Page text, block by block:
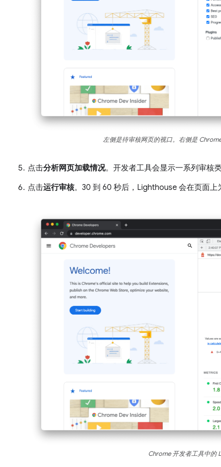
左侧是待审核网页的视口。右侧是
点击分析网页加载情况。开发者工具会显示一系列审核
点击运行审核。30 到 60 秒后，Lighthouse 会在页面上
Chrome 开发者工具中的